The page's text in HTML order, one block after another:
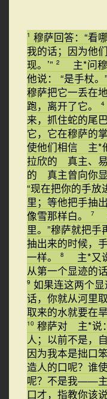
1 穆萨回答：“看
我的话；因为他
现。’” 2
主*问
他说： “是手杖。”
穆萨把它一丢在
跑，离开了它。
4
来，抓住蛇的尾
它，它在穆萨的
使他们相信 主*
拉欣的 真主、
的 真主曾向你
“现在把你的手放
里；等他把手抽
像雪那样白。
7
里。”穆萨就把
抽出来的时候，
一样。
8
主*又
从第一个显迹的
9 如果连这两个
话，你就从河里
取来的水就要在
10 穆萨对 主*说
人；以前不是，
因为我本是拙口
造人的口呢？谁
呢？不是我——主
口才，指教你该